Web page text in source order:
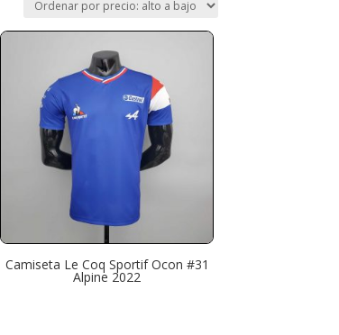
Camiseta Le Coq Sportif Ocon #31
Alpine 2022